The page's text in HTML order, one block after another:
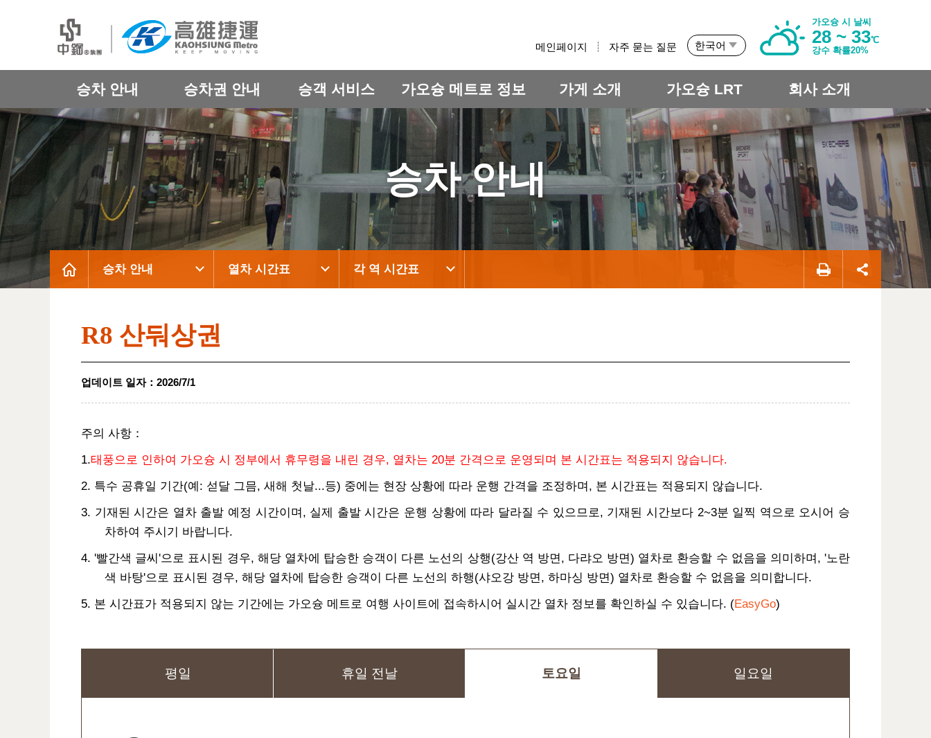
메인페이지 자주 묻는 질문 한국어
가오슝 시 날씨
28 ~ 33℃
강수 확률20%
승차 안내 승차권 안내 승객 서비스 가오슝 메트로 정보 가게 소개 가오슝 LRT 회사 소개
승차 안내
승차 안내 열차 시간표 각 역 시간표
R8 산둬상권
업데이트 일자： 2026/7/1
주의 사항 ：
1.태풍으로 인하여 가오슝 시 정부에서 휴무령을 내린 경우, 열차는 20분 간격으로 운영되며 본 시간표는 적용되지 않습니다.
2. 특수 공휴일 기간(예: 섣달 그믐, 새해 첫날...등) 중에는 현장 상황에 따라 운행 간격을 조정하며, 본 시간표는 적용되지 않습니다.
3. 기재된 시간은 열차 출발 예정 시간이며, 실제 출발 시간은 운행 상황에 따라 달라질 수 있으므로, 기재된 시간보다 2~3분 일찍 역으로 오시어 승
차하여 주시기 바랍니다.
4. '빨간색 글씨'으로 표시된 경우, 해당 열차에 탑승한 승객이 다른 노선의 상행(강산 역 방면, 다랴오 방면) 열차로 환승할 수 없음을 의미하며, '노란
색 바탕'으로 표시된 경우, 해당 열차에 탑승한 승객이 다른 노선의 하행(샤오강 방면, 하마싱 방면) 열차로 환승할 수 없음을 의미합니다.
5. 본 시간표가 적용되지 않는 기간에는 가오슝 메트로 여행 사이트에 접속하시어 실시간 열차 정보를 확인하실 수 있습니다. (EasyGo)
평일 휴일 전날 토요일 일요일